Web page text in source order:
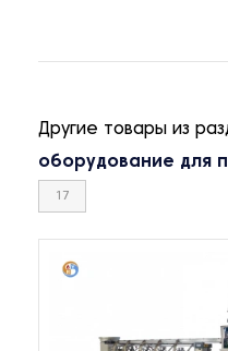
Другие товары из
оборудование для
17